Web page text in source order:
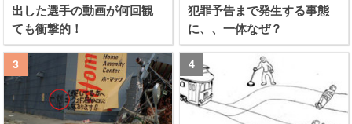
出した選手の動画が何回観
ても衝撃的！
犯罪予告まで発生する事態
に、、一体なぜ？